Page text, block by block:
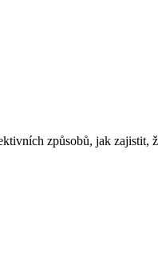
způsobů, jak zajistit,